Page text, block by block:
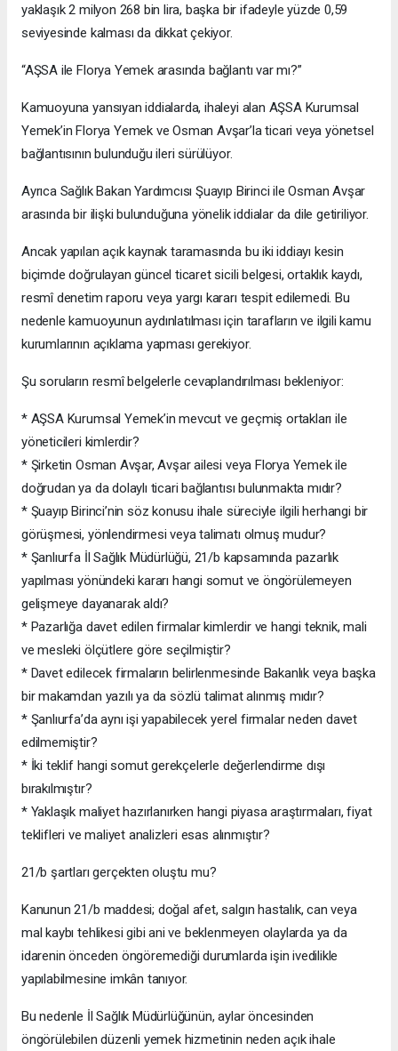
yaklaşık 2 milyon 268 bin lira, başka bir ifadeyle yüzde 0,59
seviyesinde kalması da dikkat çekiyor.
“AŞSA ile Florya Yemek arasında bağlantı var mı?”
Kamuoyuna yansıyan iddialarda, ihaleyi alan AŞSA Kurumsal
Yemek’in Florya Yemek ve Osman Avşar’la ticari veya yönetsel
bağlantısının bulunduğu ileri sürülüyor.
Ayrıca Sağlık Bakan Yardımcısı Şuayıp Birinci ile Osman Avşar
arasında bir ilişki bulunduğuna yönelik iddialar da dile getiriliyor.
Ancak yapılan açık kaynak taramasında bu iki iddiayı kesin
biçimde doğrulayan güncel ticaret sicili belgesi, ortaklık kaydı,
resmî denetim raporu veya yargı kararı tespit edilemedi. Bu
nedenle kamuoyunun aydınlatılması için tarafların ve ilgili kamu
kurumlarının açıklama yapması gerekiyor.
Şu soruların resmî belgelerle cevaplandırılması bekleniyor:
* AŞSA Kurumsal Yemek’in mevcut ve geçmiş ortakları ile
yöneticileri kimlerdir?
* Şirketin Osman Avşar, Avşar ailesi veya Florya Yemek ile
doğrudan ya da dolaylı ticari bağlantısı bulunmakta mıdır?
* Şuayıp Birinci’nin söz konusu ihale süreciyle ilgili herhangi bir
görüşmesi, yönlendirmesi veya talimatı olmuş mudur?
* Şanlıurfa İl Sağlık Müdürlüğü, 21/b kapsamında pazarlık
yapılması yönündeki kararı hangi somut ve öngörülemeyen
gelişmeye dayanarak aldı?
* Pazarlığa davet edilen firmalar kimlerdir ve hangi teknik, mali
ve mesleki ölçütlere göre seçilmiştir?
* Davet edilecek firmaların belirlenmesinde Bakanlık veya başka
bir makamdan yazılı ya da sözlü talimat alınmış mıdır?
* Şanlıurfa’da aynı işi yapabilecek yerel firmalar neden davet
edilmemiştir?
* İki teklif hangi somut gerekçelerle değerlendirme dışı
bırakılmıştır?
* Yaklaşık maliyet hazırlanırken hangi piyasa araştırmaları, fiyat
teklifleri ve maliyet analizleri esas alınmıştır?
21/b şartları gerçekten oluştu mu?
Kanunun 21/b maddesi; doğal afet, salgın hastalık, can veya
mal kaybı tehlikesi gibi ani ve beklenmeyen olaylarda ya da
idarenin önceden öngöremediği durumlarda işin ivedilikle
yapılabilmesine imkân tanıyor.
Bu nedenle İl Sağlık Müdürlüğünün, aylar öncesinden
öngörülebilen düzenli yemek hizmetinin neden açık ihale